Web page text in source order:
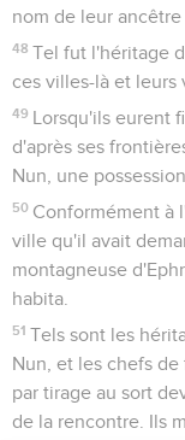
nom de leur ancêtre
48 Tel fut l'héritage
ces villes-là et leurs
49 Lorsqu'ils eurent
d'après ses
Nun, une
50 Conformément à
ville qu'il avait
montagneuse
habita.
51 Tels sont les
Nun, et les chefs
par tirage au sort
de la rencontre. Ils